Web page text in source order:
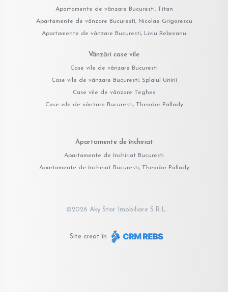
Apartamente de vânzare Bucuresti, Titan
Apartamente de vânzare Bucuresti, Nicolae Grigorescu
Apartamente de vânzare Bucuresti, Liviu Rebreanu
Vânzări case vile
Case vile de vânzare Bucuresti
Case vile de vânzare Bucuresti, Splaiul Unirii
Case vile de vânzare Teghes
Case vile de vânzare Bucuresti, Theodor Pallady
Apartamente de închiriat
Apartamente de închiriat Bucuresti
Apartamente de închiriat Bucuresti, Theodor Pallady
©2026 Aky Star Imobiliare S.R.L.
Site creat în